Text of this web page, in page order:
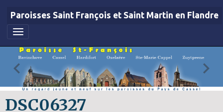
Paroisses Saint François et Saint Martin en Flandre
DSC06327